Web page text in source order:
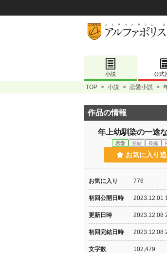
小説 公式
TOP > 小説 > 恋愛小説 >
作品の情報
年上幼馴染の一途
恋愛 完結 長編
お気に入り
お気に入り 776
初回公開日時 2023.12.01
更新日時 2023.12.08
初回完結日時 2023.12.08
文字数 102,479